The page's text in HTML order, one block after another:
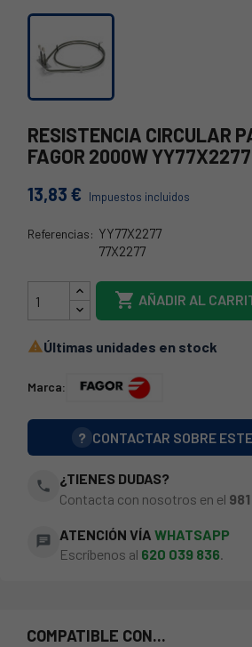
RESISTENCIA CIRCULAR
FAGOR 2000W YY77X2277
13,83 € Impuestos incluidos
Referencias: YY77X2277
77X2277
 AÑADIR AL
Últimas unidades en stock
Marca:
? CONTACTAR SOBRE
phone
¿TIENES DUDAS?
Contacta con nosotros en el
chat ATENCIÓN VÍA WHATSAPP
Escríbenos al 620 039 836.
COMPATIBLE CON...